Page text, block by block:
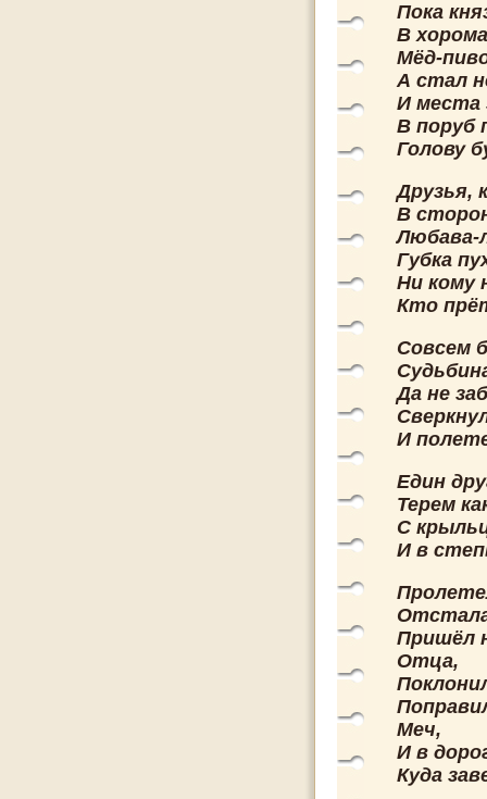
Пока
В
Мёд-
А стал
И места
В поруб
Голову
Друзья,
В
Любава-
Губка
Ни кому
Кто
Совсем
Да не
И
Един
Терем
С
И в
Пришёл
Отца,
Меч,
И в
Куда